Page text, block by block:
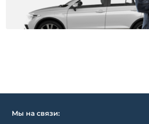
Мы на связи: